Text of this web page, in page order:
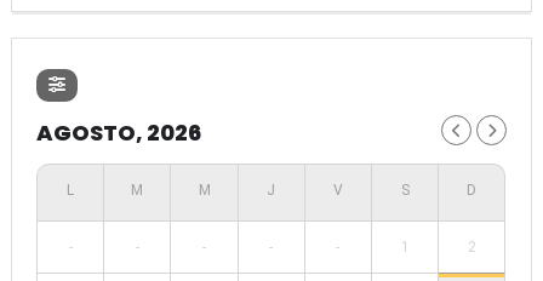
AGOSTO, 2026
- - - - - 1 2